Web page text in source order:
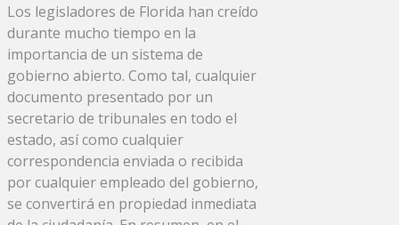
Los legisladores de Florida han creído
durante mucho tiempo en la
importancia de un sistema de
gobierno abierto. Como tal, cualquier
documento presentado por un
secretario de tribunales en todo el
estado, así como cualquier
correspondencia enviada o recibida
por cualquier empleado del gobierno,
se convertirá en propiedad inmediata